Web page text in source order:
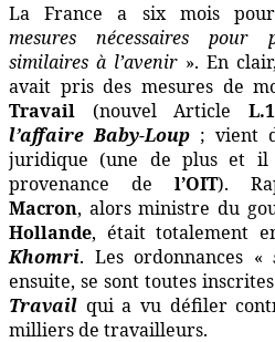
La France a six mois
mesures nécessaires pour
similaires à l’avenir ». En
avait pris des mesures de
Travail (nouvel Article
l’affaire Baby-Loup ; vient
juridique (une de plus et il
provenance de l’OIT).
Macron, alors ministre du
Hollande, était totalement
Khomri. Les ordonnances «
ensuite, se sont toutes
Travail qui a vu défiler
milliers de travailleurs.